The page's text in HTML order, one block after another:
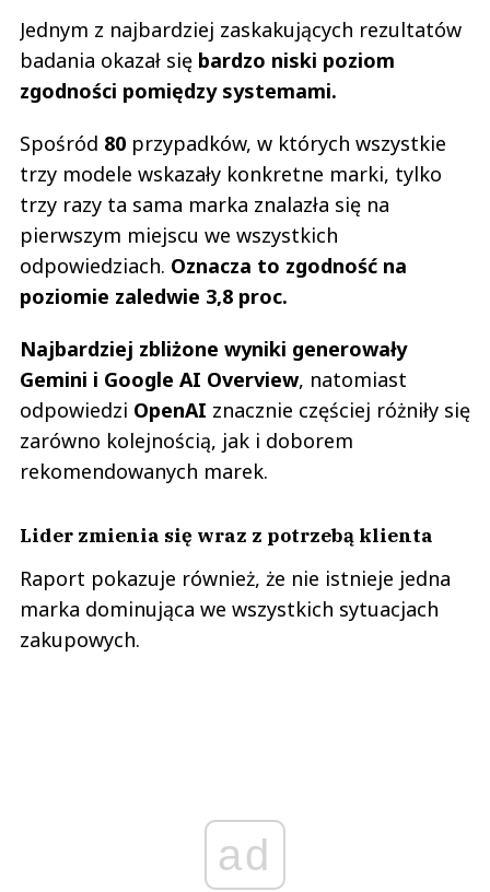
Jednym z najbardziej zaskakujących rezultatów
badania okazał się bardzo niski poziom
zgodności pomiędzy systemami.
Spośród 80 przypadków, w których wszystkie
trzy modele wskazały konkretne marki, tylko
trzy razy ta sama marka znalazła się na
pierwszym miejscu we wszystkich
odpowiedziach. Oznacza to zgodność na
poziomie zaledwie 3,8 proc.
Najbardziej zbliżone wyniki generowały
Gemini i Google AI Overview, natomiast
odpowiedzi OpenAI znacznie częściej różniły się
zarówno kolejnością, jak i doborem
rekomendowanych marek.
Lider zmienia się wraz z potrzebą klienta
Raport pokazuje również, że nie istnieje jedna
marka dominująca we wszystkich sytuacjach
zakupowych.
ad